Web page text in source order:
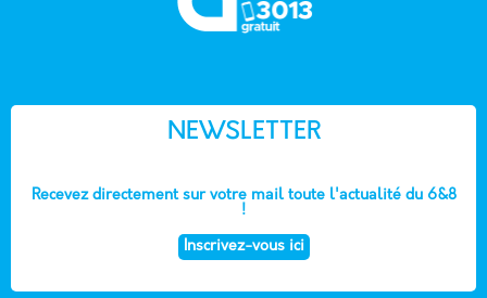
NEWSLETTER
Recevez directement sur votre mail toute l'actualité du 6&8
!
Inscrivez-vous ici